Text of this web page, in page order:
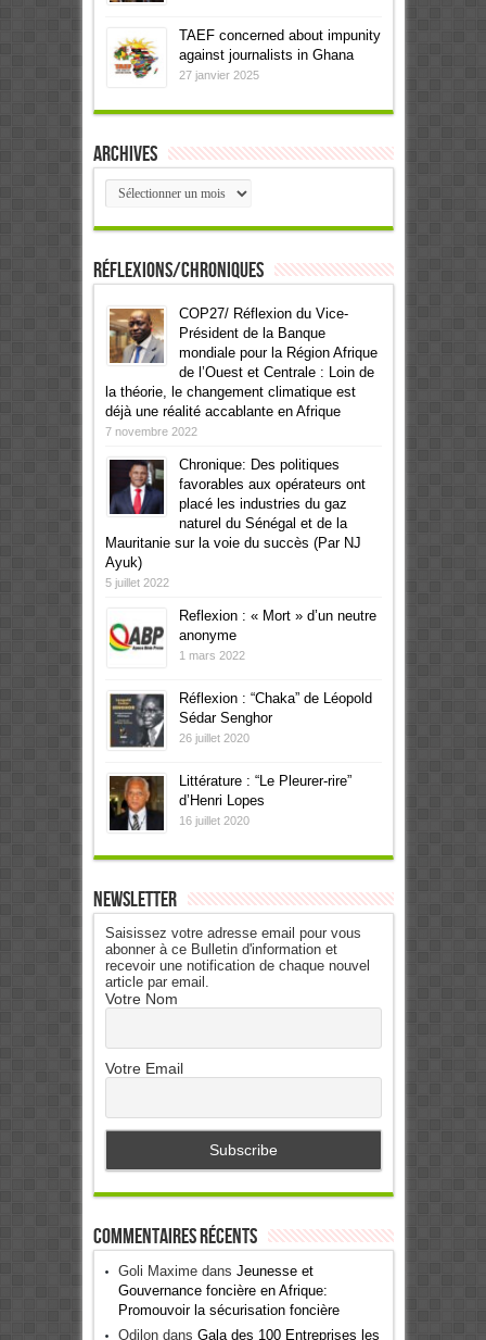
TAEF concerned about impunity
against journalists in Ghana
27 janvier 2025
Archives
Archives
Réflexions/Chroniques
COP27/ Réflexion du Vice-
Président de la Banque
mondiale pour la Région Afrique
de l’Ouest et Centrale : Loin de
la théorie, le changement climatique est
déjà une réalité accablante en Afrique
7 novembre 2022
Chronique: Des politiques
favorables aux opérateurs ont
placé les industries du gaz
naturel du Sénégal et de la
Mauritanie sur la voie du succès (Par NJ
Ayuk)
5 juillet 2022
Reflexion : « Mort » d’un neutre
anonyme
1 mars 2022
Réflexion : “Chaka” de Léopold
Sédar Senghor
26 juillet 2020
Littérature : “Le Pleurer-rire”
d’Henri Lopes
16 juillet 2020
Newsletter
Saisissez votre adresse email pour vous
abonner à ce Bulletin d'information et
recevoir une notification de chaque nouvel
article par email.
Votre Nom
Votre Email
Commentaires récents
Goli Maximedans Jeunesse et
Gouvernance foncière en Afrique:
Promouvoir la sécurisation foncière
Odilondans Gala des 100 Entreprises les